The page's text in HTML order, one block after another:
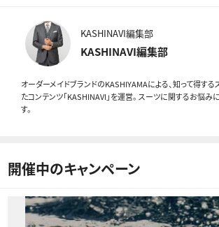
KASHINAVI編集部
KASHINAVI編集部
オーダーメイドブランドのKASHIYAMAによる、知って得す
たコンテンツ「KASHINAVI」を運営。 スーツに関するお悩み
す。
開催中のキャンペーン